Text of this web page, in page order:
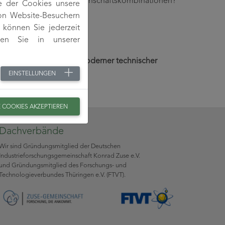
Know-How und moderner technischer
Dachverbände
sind Gründungsmitglied der Deutschen
Industrieforschungsgemeinschaft Konrad Zuse e.V.
und Gründungsmitglied des Forschungs- und
Thüringen e.V. (FTVT).
der Cookies unsere
Website-Besuchern
Sie jederzeit
Sie in unserer
EINSTELLUNGEN
COOKIES AKZEPTIEREN